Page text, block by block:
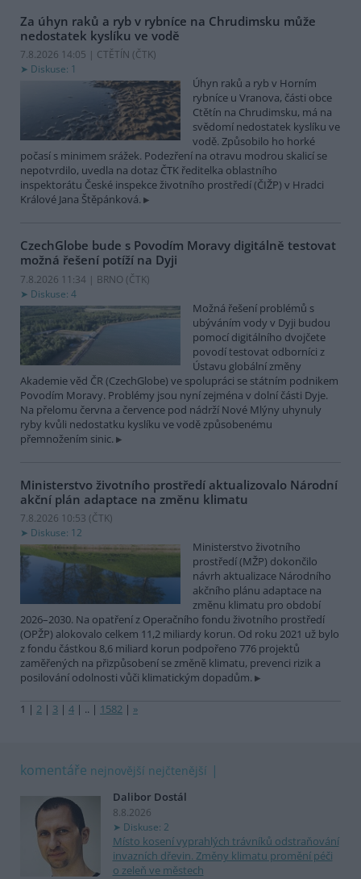
Za úhyn raků a ryb v rybníce na Chrudimsku může
nedostatek kyslíku ve vodě
7.8.2026 14:05 | CTĚTÍN (ČTK)
Diskuse: 1
Úhyn raků a ryb v Horním
rybníce u Vranova, části obce
Ctětín na Chrudimsku, má na
svědomí nedostatek kyslíku ve
vodě. Způsobilo ho horké
počasí s minimem srážek. Podezření na otravu modrou skalicí se
nepotvrdilo, uvedla na dotaz ČTK ředitelka oblastního
inspektorátu České inspekce životního prostředí (ČIŽP) v Hradci
Králové Jana Štěpánková.
CzechGlobe bude s Povodím Moravy digitálně testovat
možná řešení potíží na Dyji
7.8.2026 11:34 | BRNO (ČTK)
Diskuse: 4
Možná řešení problémů s
ubýváním vody v Dyji budou
pomocí digitálního dvojčete
povodí testovat odborníci z
Ústavu globální změny
Akademie věd ČR (CzechGlobe) ve spolupráci se státním podnikem
Povodím Moravy. Problémy jsou nyní zejména v dolní části Dyje.
Na přelomu června a července pod nádrží Nové Mlýny uhynuly
ryby kvůli nedostatku kyslíku ve vodě způsobenému
přemnožením sinic.
Ministerstvo životního prostředí aktualizovalo Národní
akční plán adaptace na změnu klimatu
7.8.2026 10:53 (ČTK)
Diskuse: 12
Ministerstvo životního
prostředí (MŽP) dokončilo
návrh aktualizace Národního
akčního plánu adaptace na
změnu klimatu pro období
2026–2030. Na opatření z Operačního fondu životního prostředí
(OPŽP) alokovalo celkem 11,2 miliardy korun. Od roku 2021 už bylo
z fondu částkou 8,6 miliard korun podpořeno 776 projektů
zaměřených na přizpůsobení se změně klimatu, prevenci rizik a
posilování odolnosti vůči klimatickým dopadům.
1 | 2 | 3 | 4 | .. | 1582 | »
komentáře nejnovější nejčtenější
Dalibor Dostál
8.8.2026
Diskuse: 2
Místo kosení vyprahlých trávníků odstraňování
invazních dřevin. Změny klimatu promění péči
o zeleň ve městech